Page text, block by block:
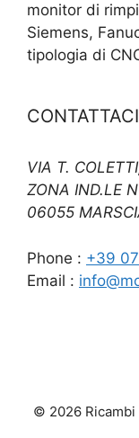
monitor di
Siemens,
tipologia di
CONTATTACI
VIA T.
ZONA IND.LE
06055
Phone : +39
Email :
© 2026 Ricambi